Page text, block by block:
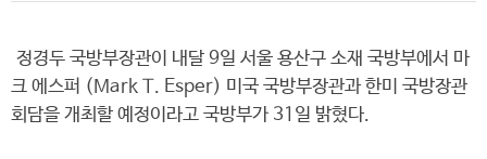
정경두 국방부장관이 내달 9일 서울 용산구 소재 국방부에서 마
크 에스퍼 (Mark T. Esper) 미국 국방부장관과 한미 국방장관
회담을 개최할 예정이라고 국방부가 31일 밝혔다.